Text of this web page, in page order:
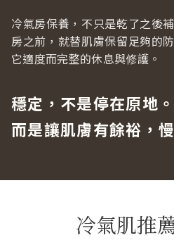
冷氣房保養，不只是乾了之後
房之前，就替肌膚保留足夠的
它適度而完整的休息與修護。
穩定，不是停在原地。
而是讓肌膚有餘裕，
冷氣肌推